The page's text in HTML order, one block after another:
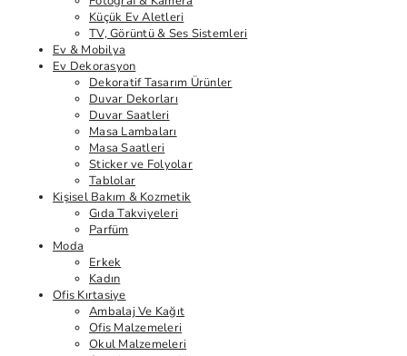
Küçük Ev Aletleri
TV, Görüntü & Ses Sistemleri
Ev & Mobilya
Ev Dekorasyon
Dekoratif Tasarım Ürünler
Duvar Dekorları
Duvar Saatleri
Masa Lambaları
Masa Saatleri
Sticker ve Folyolar
Tablolar
Kişisel Bakım & Kozmetik
Gıda Takviyeleri
Parfüm
Moda
Erkek
Kadın
Ofis Kırtasiye
Ambalaj Ve Kağıt
Ofis Malzemeleri
Okul Malzemeleri